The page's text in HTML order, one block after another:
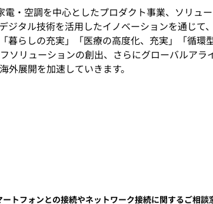
・空調を中心としたプロダクト事業、ソリュ
ジタル技術を活用したイノベーションを通じて
暮らしの充実」「医療の高度化、充実」「循環
ソリューションの創出、さらにグローバルアラ
展開を加速していきます。
ートフォンとの接続やネットワーク接続に関するご相談